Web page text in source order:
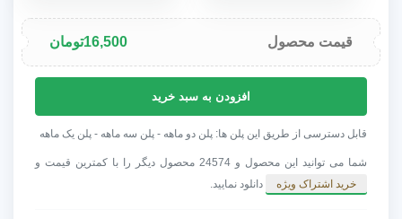
قیمت محصول 16,500تومان
Link
IT
در
افزودن به سبد خرید
قابل دسترسی از طریق این پلن ها: پلن دو ماهه - پلن سه ماهه - پلن یک ماهه
شما می توانید این محصول و 24574 محصول دیگر را با کمترین قیمت و
خرید اشتراک ویژه
دانلود نمایید.